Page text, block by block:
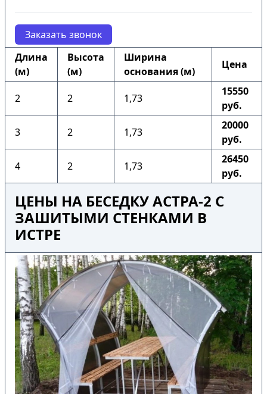
Заказать звонок
Длина
(м)
Высота
(м)
Ширина
основания (м)
Цена
2 2 1,73
15550
руб.
3 2 1,73
20000
руб.
4 2 1,73
26450
руб.
ЦЕНЫ НА БЕСЕДКУ АСТРА-2 С
ЗАШИТЫМИ СТЕНКАМИ В
ИСТРЕ